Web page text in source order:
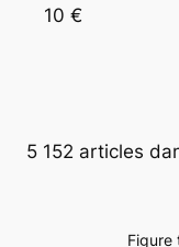
10 €
5 152 articles
Figure